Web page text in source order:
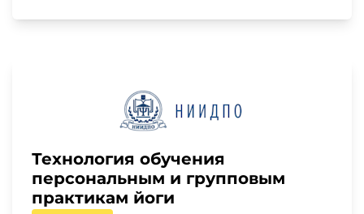
Технология обучения
персональным и групповым
практикам йоги